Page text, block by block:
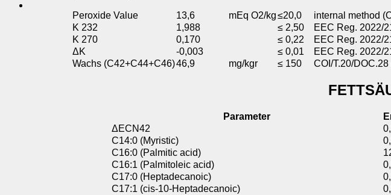
Peroxide Value 13,6 mEq O2/kg≤20,0 internal method
Κ 232
1,988 ≤ 2,50
EEC Reg. 2022/
Κ 270
0,170 ≤ 0,22
EEC Reg. 2022/
ΔΚ
-0,003 ≤ 0,01
EEC Reg. 2022/
Wachs (C42+C44+C46)46,9 mg/kgr ≤ 150 COI/T.20/DOC.28
Parameter
ΔECN42
C14:0 (Myristic)
C16:0 (Palmitic acid)
C16:1 (Palmitoleic acid)
C17:0 (Heptadecanoic)
C17:1 (cis-10-Heptadecanoic)